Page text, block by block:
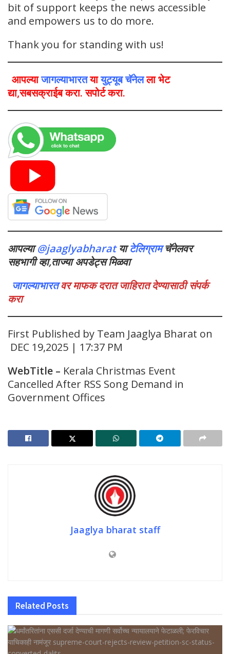
bit of support keeps the news accessible
and empowers us to do more.
Thank you for standing with us!
आपल्याजागल्याभारतयायुट्यूब चॅनेलला भेट
द्या,सबसक्राईब करा. सपोर्ट करा.
आपल्या@jaaglyabharatयाटेलिग्रामचॅनेलवर
सहभागी व्हा,ताज्या अपडेट्स मिळवा
जागल्याभारतवर माफक दरात जाहिरात देण्यासाठी संपर्क
करा
First Published by Team Jaaglya Bharat on
DEC 19,2025 | 17:37 PM
WebTitle – Kerala Christmas Event
Cancelled After RSS Song Demand in
Government Offices
Jaaglya bharat staff
Related Posts